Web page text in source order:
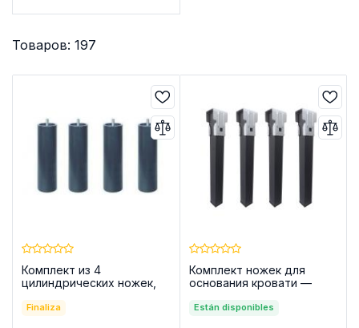
Товаров: 197
Комплект из 4
цилиндрических ножек,
Finaliza
Комплект ножек для
основания кровати —
Están disponibles